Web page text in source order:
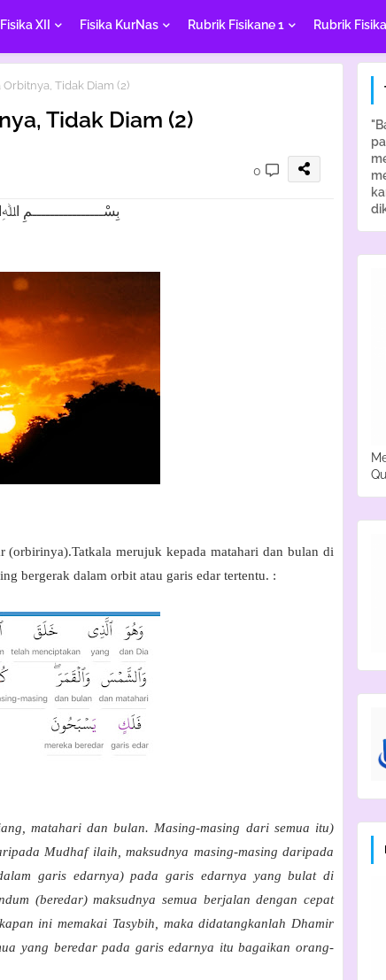
Fisika XII Fisika KurNas Rubrik Fisikane 1 Rubrik
Tidak Diam (2)
Tidak Diam (2)
0
بِسْــــــــــــــــمِ
(orbirinya).Tatkala merujuk kepada matahari dan bulan di
bergerak dalam orbit atau garis edar tertentu. :
matahari dan bulan. Masing-masing dari semua itu)
Mudhaf ilaih, maksudnya masing-masing daripada
garis edarnya) pada garis edarnya yang bulat di
(beredar) maksudnya semua berjalan dengan cepat
ini memakai Tasybih, maka didatangkanlah Dhamir
yang beredar pada garis edarnya itu bagaikan orang-